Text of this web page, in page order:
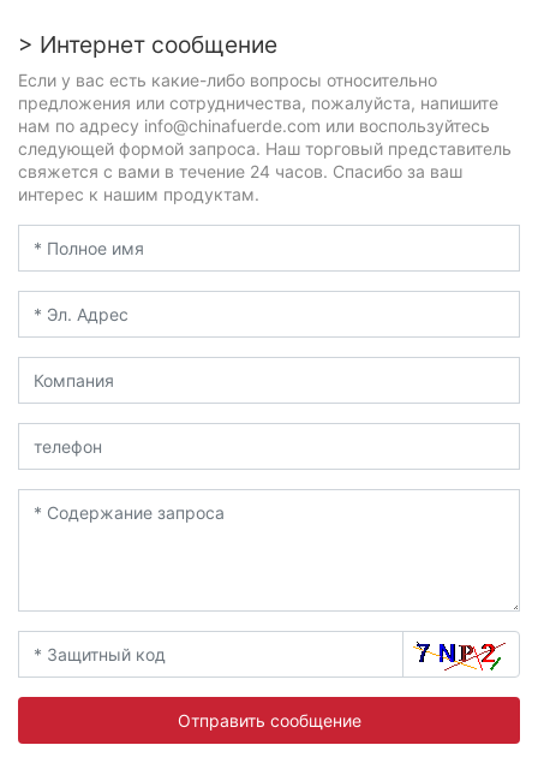
> Интернет сообщение
Если у вас есть какие-либо вопросы относительно
предложения или сотрудничества, пожалуйста, напишите
нам по адресу info@chinafuerde.com или воспользуйтесь
следующей формой запроса. Наш торговый представитель
свяжется с вами в течение 24 часов. Спасибо за ваш
интерес к нашим продуктам.
Отправить сообщение